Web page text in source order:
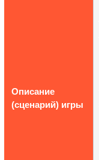
Описание
(сценарий) игры